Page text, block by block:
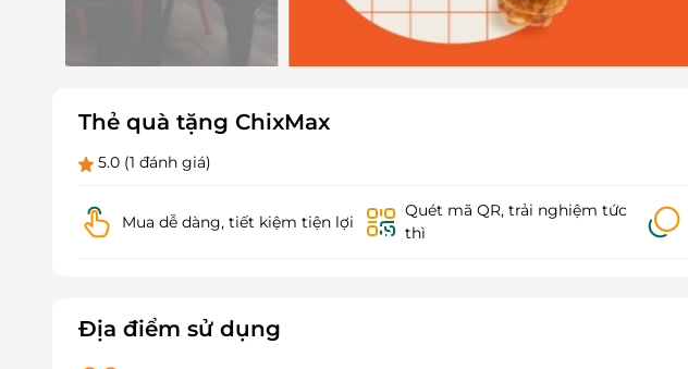
Thẻ quà tặng ChixMax
5.0 (1 đánh giá)
Mua dễ dàng, tiết kiệm tiện lợi
Quét mã QR, trải nghiệm tức
thì
Địa điểm sử dụng